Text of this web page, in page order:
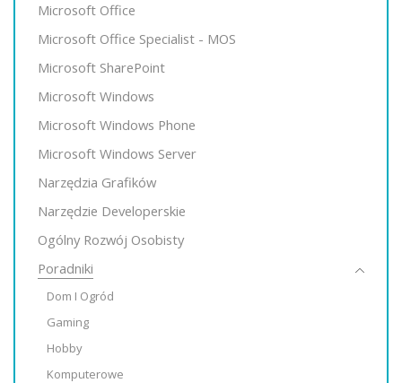
Microsoft Office
Microsoft Office Specialist - MOS
Microsoft SharePoint
Microsoft Windows
Microsoft Windows Phone
Microsoft Windows Server
Narzędzia Grafików
Narzędzie Developerskie
Ogólny Rozwój Osobisty
Poradniki
Dom I Ogród
Gaming
Hobby
Komputerowe